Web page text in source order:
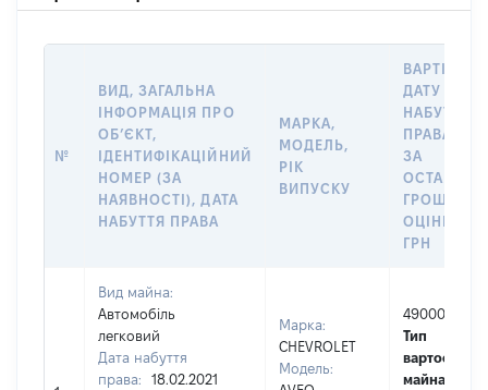
№
ВИД, ЗАГАЛЬНА
ІНФОРМАЦІЯ ПРО
ОБʼЄКТ,
ІДЕНТИФІКАЦІЙНИЙ
НОМЕР (ЗА
НАЯВНОСТІ), ДАТА
НАБУТТЯ ПРАВА
МАРКА,
МОДЕЛЬ,
РІК
ВИПУСКУ
ВАРТІСТЬ
ДАТУ
НАБУТТЯ
ПРАВА АБО
ЗА
ОЦІНКОЮ,
ГРН
Вид майна:
Автомобіль
легковий
Дата набуття
права:
18.02.2021
Марка:
CHEVROLET
Модель:
49000
Тип
вартості
майна: